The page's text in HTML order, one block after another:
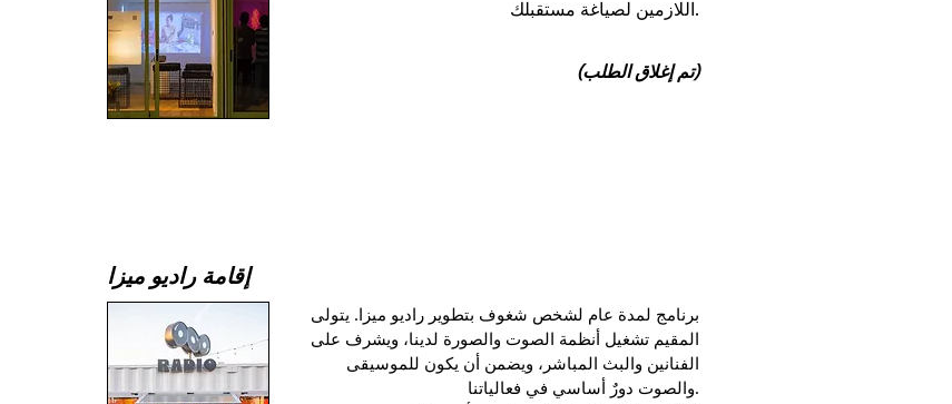
اللازمين لصياغة مستقبلك.
(تم إغلاق الطلب)
إقامة راديو ميزا
برنامج لمدة عام لشخص شغوف بتطوير راديو ميزا. يتولى
المقيم تشغيل أنظمة الصوت والصورة لدينا، ويشرف على
الفنانين والبث المباشر، ويضمن أن يكون للموسيقى
والصوت دورٌ أساسي في فعالياتنا.